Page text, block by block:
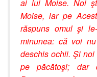
ai lui Moise. Noi
Moise, iar pe
răspuns omul şi
minunea: că voi
deschis ochii. Şi
pe păcătoşi; dar